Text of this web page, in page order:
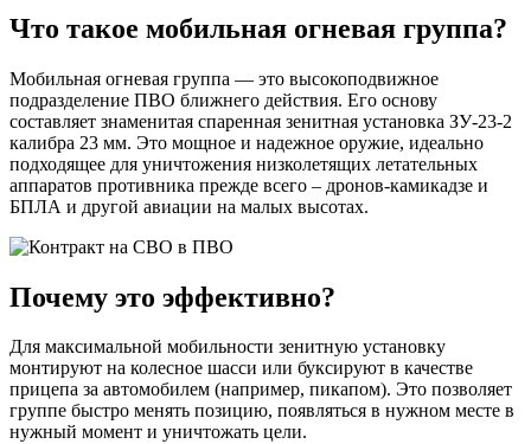
Что такое мобильная огневая группа?
Мобильная огневая группа — это высокоподвижное
подразделение ПВО ближнего действия. Его основу
составляет знаменитая спаренная зенитная установка ЗУ-23-2
калибра 23 мм. Это мощное и надежное оружие, идеально
подходящее для уничтожения низколетящих летательных
аппаратов противника прежде всего – дронов-камикадзе и
БПЛА и другой авиации на малых высотах.
Почему это эффективно?
Для максимальной мобильности зенитную установку
монтируют на колесное шасси или буксируют в качестве
прицепа за автомобилем (например, пикапом). Это позволяет
группе быстро менять позицию, появляться в нужном месте в
нужный момент и уничтожать цели.